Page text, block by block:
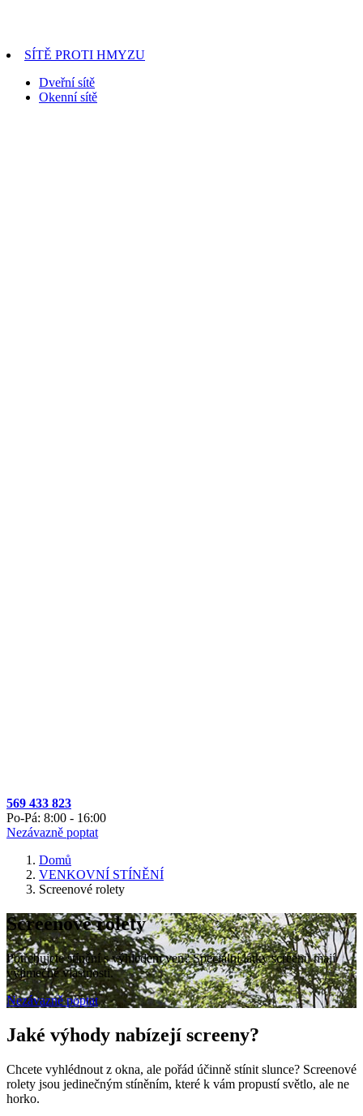
SÍTĚ PROTI HMYZU
Dveřní sítě
Okenní sítě
569 433 823
Po-Pá: 8:00 - 16:00
Nezávazně poptat
Domů
VENKOVNÍ STÍNĚNÍ
Screenové rolety
Screenové rolety
Potřebujete stínění s výhledem ven? Speciální látky screenů mají
výjimečné vlastnosti.
Nezávazně poptat
Jaké výhody nabízejí screeny?
Chcete vyhlédnout z okna, ale pořád účinně stínit slunce? Screenové
rolety jsou jedinečným stíněním, které k vám propustí světlo, ale ne
horko.